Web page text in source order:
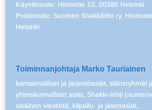
Käyntiosoite: Hiomotie 10, 00380 Helsinki
Postiosoite: Suomen Shakkiliitto ry,
Helsinki
Toiminnanjohtaja Marko Tauriainen
kansainväliset ja järjestöasiat, sidosryhmät
yhteiskunnalliset asiat, Shakki-lehti
sisäinen viestintä, kilpailu- ja jäsenasiat.